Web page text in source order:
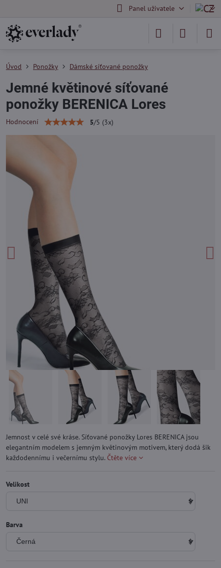
Panel uživatele
Úvod Ponožky Dámské síťované ponožky
Jemné květinové síťované
ponožky BERENICA Lores
Hodnocení 5/5 (3x)
Jemnost v celé své kráse. Síťované ponožky Lores BERENICA jsou
elegantním modelem s jemným květinovým motivem, který dodá šik
každodennímu i večernímu stylu. Čtěte více
Velikost
Barva